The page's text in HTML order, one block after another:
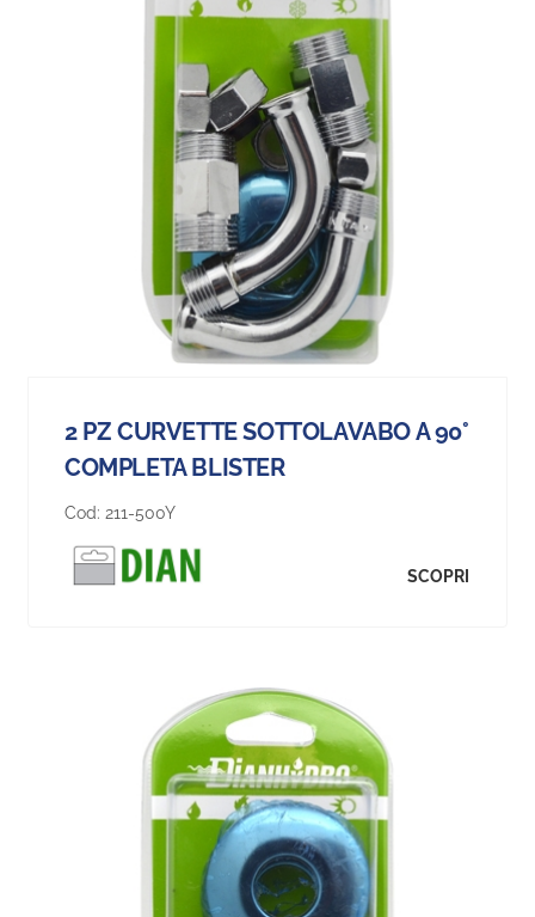
2 PZ CURVETTE SOTTOLAVABO A 90°
COMPLETA BLISTER
Cod: 211-500Y
SCOPRI